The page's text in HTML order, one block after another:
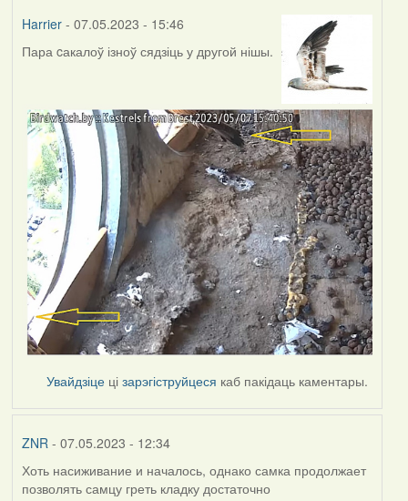
Harrier- 07.05.2023 - 15:46
Пара cакалоў ізноў сядзіць у другой нішы.
Увайдзіце цізарэгіструйцеся каб пакідаць каментары.
ZNR - 07.05.2023 - 12:34
Хоть насиживание и началось, однако самка продолжает
позволять самцу греть кладку достаточно